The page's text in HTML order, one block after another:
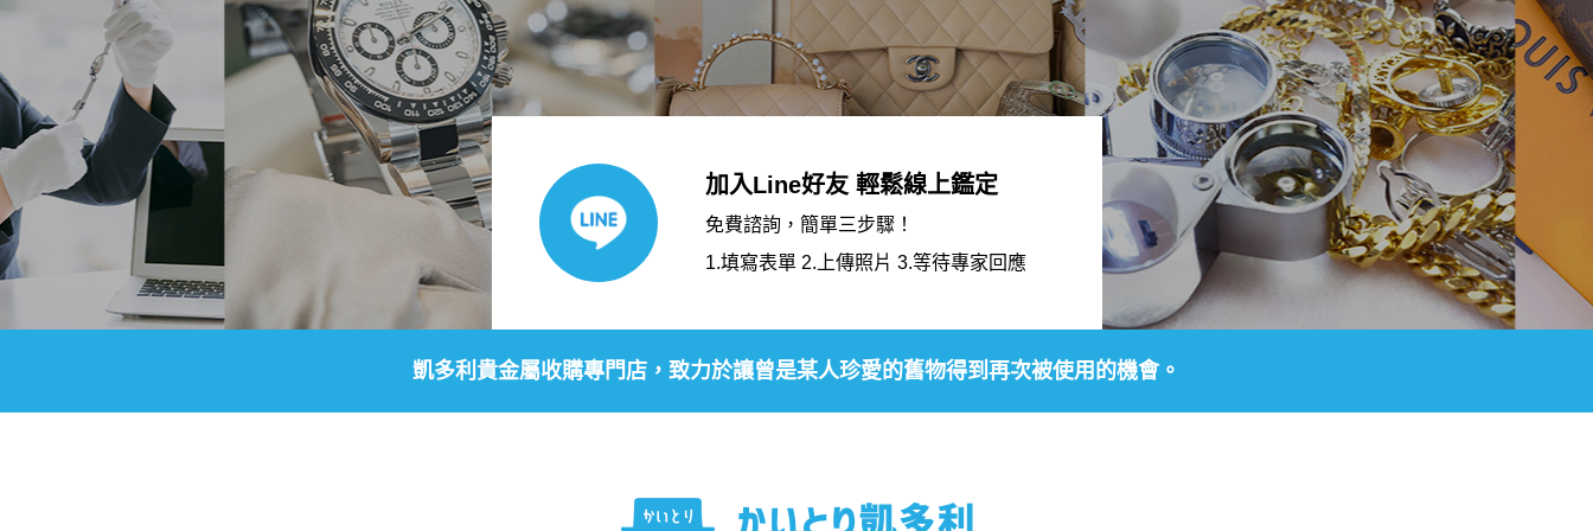
加入Line好友 輕鬆線上鑑定
免費諮詢，簡單三步驟！
1.填寫表單 2.上傳照片 3.等待專家回應
凱多利貴金屬收購專門店，致力於讓曾是某人珍愛的舊物得到再次被使用的機會。